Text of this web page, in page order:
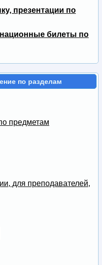
презентации по
билеты по
по разделам
предметам
для преподавателей,